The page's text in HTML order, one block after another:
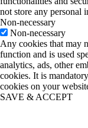
not store any personal
Non-necessary
Non-necessary
Any cookies that may
function and is used
analytics, ads, other
cookies. It is
cookies on your
SAVE & ACCEPT